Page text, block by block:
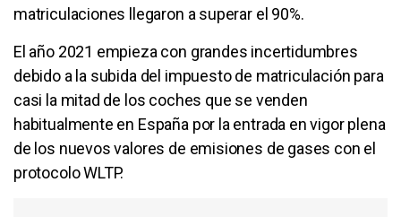
matriculaciones llegaron a superar el 90%.
El año 2021 empieza con grandes incertidumbres
debido a la subida del impuesto de matriculación para
casi la mitad de los coches que se venden
habitualmente en España por la entrada en vigor plena
de los nuevos valores de emisiones de gases con el
protocolo WLTP.